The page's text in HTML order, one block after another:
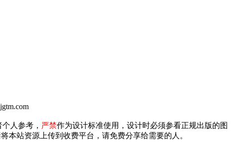
人参考， 严禁作为设计标准使用，设计时必须参看正规出版的图
本站资源上传到收费平台，请免费分享给需要的人。